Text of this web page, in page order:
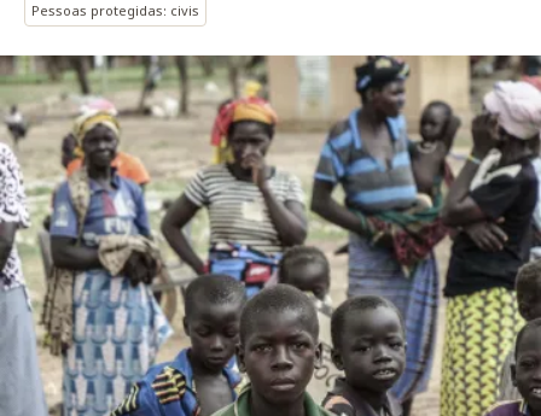
Pessoas protegidas: civis